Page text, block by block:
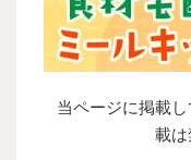
当ページに掲載
載は